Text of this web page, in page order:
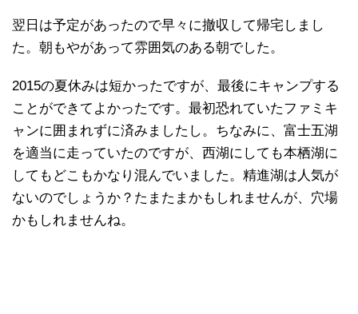
翌日は予定があったので早々に撤収して帰宅しまし
た。朝もやがあって雰囲気のある朝でした。
2015の夏休みは短かったですが、最後にキャンプする
ことができてよかったです。最初恐れていたファミキ
ャンに囲まれずに済みましたし。ちなみに、富士五湖
を適当に走っていたのですが、西湖にしても本栖湖に
してもどこもかなり混んでいました。精進湖は人気が
ないのでしょうか？たまたまかもしれませんが、穴場
かもしれませんね。